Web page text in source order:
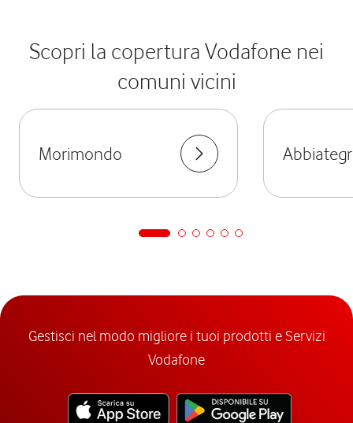
Scopri la copertura Vodafone nei
comuni vicini
Morimondo
Gestisci nel modo migliore i tuoi prodotti e Servizi
Vodafone